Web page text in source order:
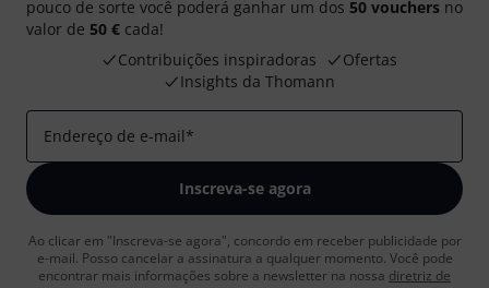
pouco de sorte você poderá ganhar um dos 50 vouchers no
valor de 50 € cada!
Contribuições inspiradoras
Ofertas
Insights da Thomann
Endereço de e-mail*
Inscreva-se agora
Ao clicar em "Inscreva-se agora", concordo em receber publicidade por
e-mail. Posso cancelar a assinatura a qualquer momento. Você pode
encontrar mais informações sobre a newsletter na nossa diretriz de